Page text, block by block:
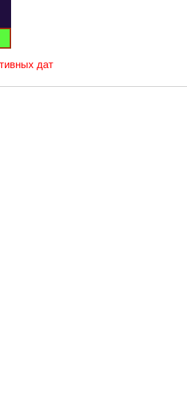
дат